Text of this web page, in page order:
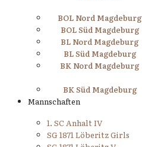
BOL Nord Magdeburg
BOL Süd Magdeburg
BL Nord Magdeburg
BL Süd Magdeburg
BK Nord Magdeburg
BK Süd Magdeburg
Mannschaften
1. SC Anhalt IV
SG 1871 Löberitz Girls